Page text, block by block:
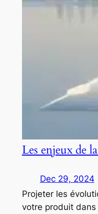
Les enjeux de
Dec 29, 2024
Projeter les
votre produit